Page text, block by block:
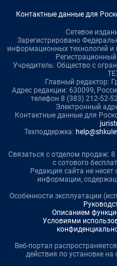
Контактные данные для
Сетевое
Зарегистрировано
информационных технологий
Учредитель: Общество с
Главный редактор:
Адрес редакции: 630099,
телефон 8 (383) 212-52-
Электронный
Контактные данные для
Техподдержка:
Связаться с отделом продаж:
с сотового
Редакция сайта не несет
информации,
Особенности эксплуатации
Описанием
Условиями
Веб-портал
действия по установке